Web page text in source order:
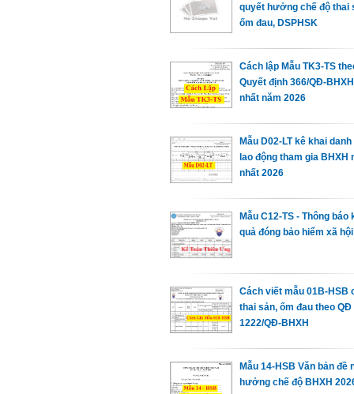
quyết hưởng chế độ thai
ốm đau, DSPHSK
Cách lập Mẫu TK3-TS
Quyết định 366/QĐ-
nhất năm 2026
Mẫu D02-LT kê khai
lao động tham gia BHXH
nhất 2026
Mẫu C12-TS - Thông báo
quả đóng bảo hiểm xã
Cách viết mẫu 01B-HSB
thai sản, ốm đau theo QĐ
1222/QĐ-BHXH
Mẫu 14-HSB Văn bản đề
hưởng chế độ BHXH